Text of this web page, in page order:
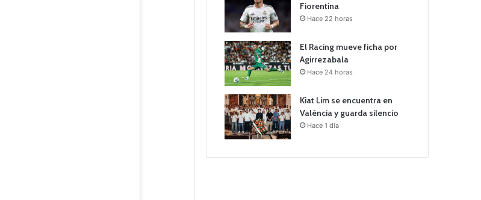
Fiorentina
Hace 22 horas
El Racing mueve ficha por
Agirrezabala
Hace 24 horas
Kiat Lim se encuentra en
València y guarda silencio
Hace 1 día